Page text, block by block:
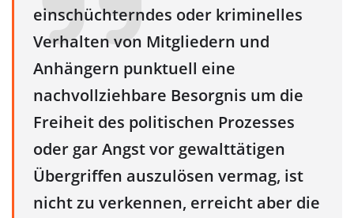
einschüchterndes oder kriminelles
Verhalten von Mitgliedern und
Anhängern punktuell eine
nachvollziehbare Besorgnis um die
Freiheit des politischen Prozesses
oder gar Angst vor gewalttätigen
Übergriffen auszulösen vermag, ist
nicht zu verkennen, erreicht aber die